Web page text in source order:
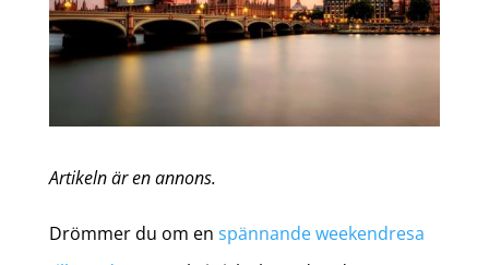
Artikeln är en annons.
Drömmer du om en spännande weekendresa